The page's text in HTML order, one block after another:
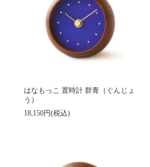
はなもっこ 置時計 群青（ぐんじょ
う）
18,150円(税込)